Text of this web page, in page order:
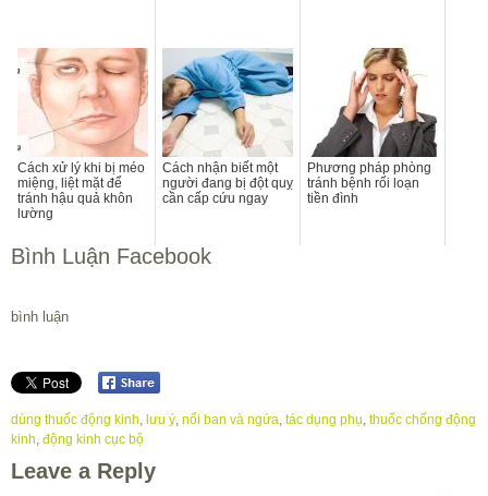
Cách xử lý khi bị méo
miệng, liệt mặt để
tránh hậu quả khôn
lường
Cách nhận biết một
người đang bị đột quỵ
cần cấp cứu ngay
Phương pháp phòng
tránh bệnh rối loạn
tiền đình
Bình Luận Facebook
bình luận
dùng thuốc động kinh, lưu ý, nổi ban và ngứa, tác dụng phụ, thuốc chống động
kinh, động kinh cục bộ
Leave a Reply